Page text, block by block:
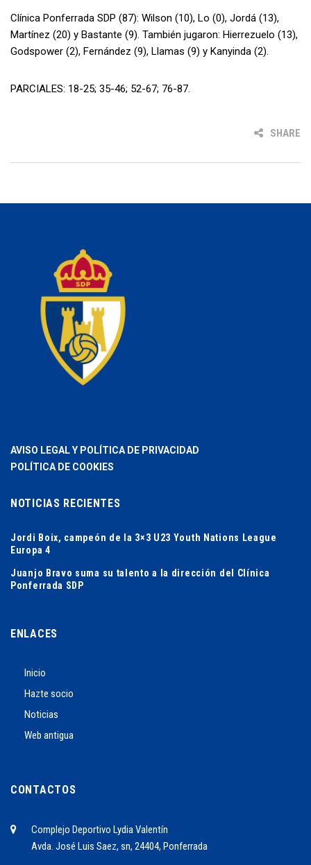
Clínica Ponferrada SDP (87): Wilson (10), Lo (0), Jordá (13),
Martínez (20) y Bastante (9). También jugaron: Hierrezuelo (13),
Godspower (2), Fernández (9), Llamas (9) y Kanyinda (2).
PARCIALES: 18-25; 35-46; 52-67; 76-87.
SHARE
AVISO LEGAL Y POLÍTICA DE PRIVACIDAD
POLÍTICA DE COOKIES
NOTICIAS RECIENTES
Jordi Boix, campeón de la 3×3 U23 Youth Nations League
Europa 4
Juanjo Bravo suma su talento a la dirección del Clínica
Ponferrada SDP
ENLACES
Inicio
Hazte socio
Noticias
Web antigua
CONTACTOS
Complejo Deportivo Lydia Valentín
Avda. José Luis Saez, sn, 24404, Ponferrada